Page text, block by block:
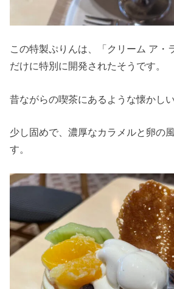
この特製ぷりんは、「クリーム ア・
だけに特別に開発されたそうです。
昔ながらの喫茶にあるような懐かしい
少し固めで、濃厚なカラメルと卵の
す。